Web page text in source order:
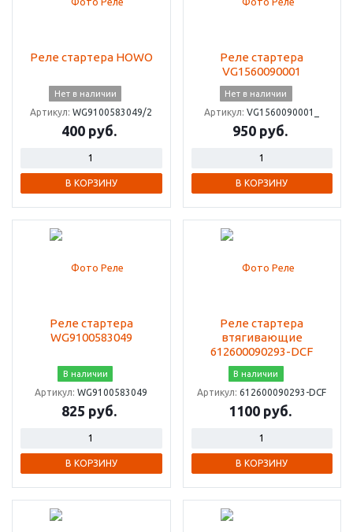
Реле стартера HOWO
Нет в наличии
Артикул:WG9100583049/2
400 руб.
В КОРЗИНУ
Реле стартера
VG1560090001
Нет в наличии
Артикул:VG1560090001_
950 руб.
В КОРЗИНУ
Реле стартера
WG9100583049
В наличии
Артикул:WG9100583049
825 руб.
В КОРЗИНУ
Реле стартера
втягивающие
612600090293-DCF
В наличии
Артикул:612600090293-DCF
1100 руб.
В КОРЗИНУ